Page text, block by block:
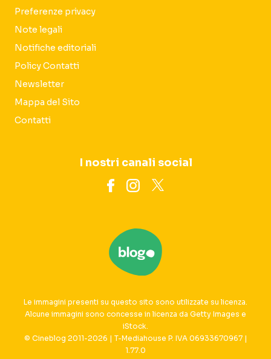
Preferenze privacy
Note legali
Notifiche editoriali
Policy Contatti
Newsletter
Mappa del Sito
Contatti
I nostri canali social
Le immagini presenti su questo sito sono utilizzate su licenza.
Alcune immagini sono concesse in licenza da Getty Images e
iStock.
© Cineblog 2011-2026 | T-Mediahouse P. IVA 06933670967 |
1.77.0